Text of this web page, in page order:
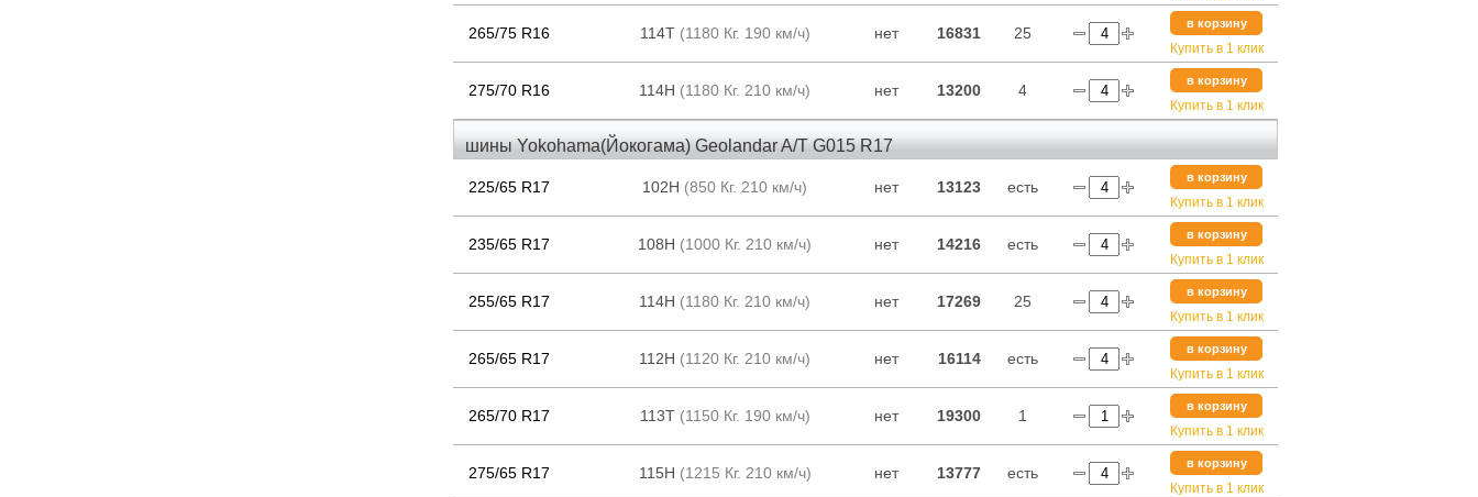
265/75 R16 114T (1180 Кг. 190 км/ч) нет 16831 25
в корзину
Купить в 1 клик
275/70 R16 114H (1180 Кг. 210 км/ч) нет 13200 4
в корзину
Купить в 1 клик
шины Yokohama(Йокогама) Geolandar A/T G015 R17
225/65 R17 102H (850 Кг. 210 км/ч) нет 13123 есть
в корзину
Купить в 1 клик
235/65 R17 108H (1000 Кг. 210 км/ч) нет 14216 есть
в корзину
Купить в 1 клик
255/65 R17 114H (1180 Кг. 210 км/ч) нет 17269 25
в корзину
Купить в 1 клик
265/65 R17 112H (1120 Кг. 210 км/ч) нет 16114 есть
в корзину
Купить в 1 клик
265/70 R17 113T (1150 Кг. 190 км/ч) нет 19300 1
в корзину
Купить в 1 клик
275/65 R17 115H (1215 Кг. 210 км/ч) нет 13777 есть
в корзину
Купить в 1 клик